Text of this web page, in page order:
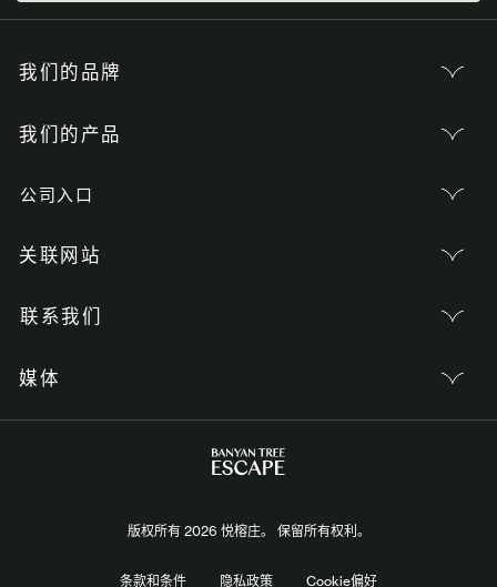
我们的品牌
我们的产品
公司入口
关联网站
联系我们
媒体
版权所有 2026 悦榕庄。 保留所有权利。
条款和条件 隐私政策 Cookie偏好